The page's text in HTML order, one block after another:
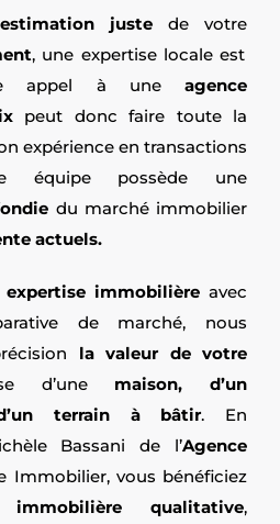
estimation juste de votre
, une expertise locale est
appel à uneagence
peut donc faire toute la
expérience en transactions
équipe possède une
du marché immobilier
actuels.
expertise immobilière avec
de marché, nous
la valeur de votre
d’unemaison, d’un
terrain à bâtir. En
Bassani de l’Agence
Immobilier, vous bénéficiez
immobilière qualitative,